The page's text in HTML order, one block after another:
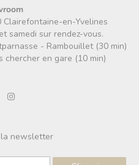
en-Yvelines
samedi sur rendez-vous.
- Rambouillet (30 min)
chercher en gare (10 min)
newsletter